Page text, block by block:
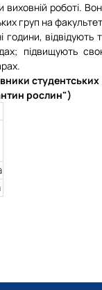
виховній роботі.
груп на
години, від­відують
підвищують
студентських
рослин")